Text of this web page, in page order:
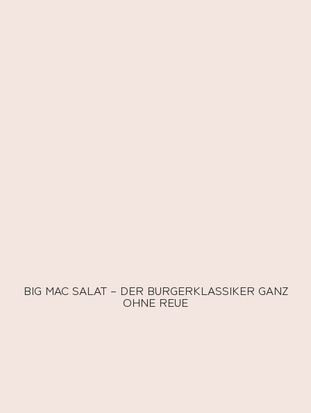
BIG MAC SALAT – DER BURGERKLASSIKER GANZ
OHNE REUE